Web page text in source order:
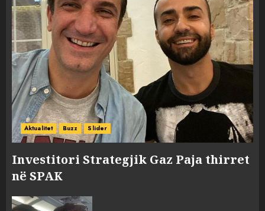
Aktualitet Buzz Slider
Investitori Strategjik Gaz Paja thirret
në SPAK